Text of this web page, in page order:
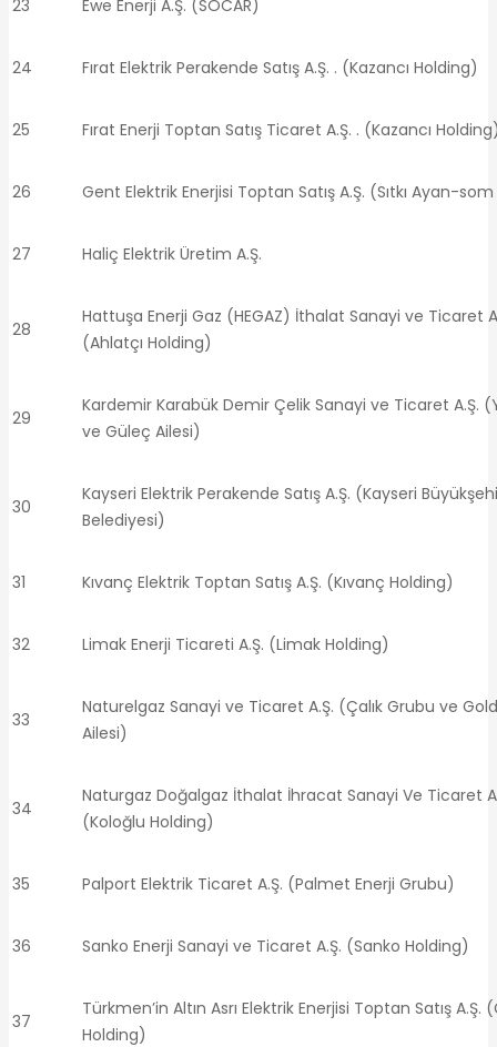
23 Ewe Enerji A.Ş. (SOCAR)
24 Fırat Elektrik Perakende Satış A.Ş. . (Kazancı Holding)
25 Fırat Enerji Toptan Satış Ticaret A.Ş. . (Kazancı
26 Gent Elektrik Enerjisi Toptan Satış A.Ş. (Sıtkı Ayan-
27 Haliç Elektrik Üretim A.Ş.
28
Hattuşa Enerji Gaz (HEGAZ) İthalat Sanayi ve Ticaret
(Ahlatçı Holding)
29
Kardemir Karabük Demir Çelik Sanayi ve Ticaret A.Ş.
ve Güleç Ailesi)
30
Kayseri Elektrik Perakende Satış A.Ş. (Kayseri
Belediyesi)
31 Kıvanç Elektrik Toptan Satış A.Ş. (Kıvanç Holding)
32 Limak Enerji Ticareti A.Ş. (Limak Holding)
33
Naturelgaz Sanayi ve Ticaret A.Ş. (Çalık Grubu ve
Ailesi)
34
Naturgaz Doğalgaz İthalat İhracat Sanayi Ve Ticaret
(Koloğlu Holding)
35 Palport Elektrik Ticaret A.Ş. (Palmet Enerji Grubu)
36 Sanko Enerji Sanayi ve Ticaret A.Ş. (Sanko Holding)
37
Türkmen’in Altın Asrı Elektrik Enerjisi Toptan Satış A.Ş.
Holding)